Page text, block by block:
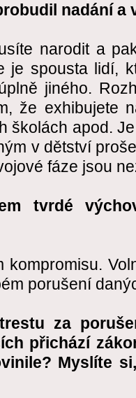
nadání a
narodit a
je spousta lidí,
jiného.
že exhibujete
školách apod.
v dětství
fáze jsou
tvrdé
kompromisu.
porušení
za
přichází
Myslíte